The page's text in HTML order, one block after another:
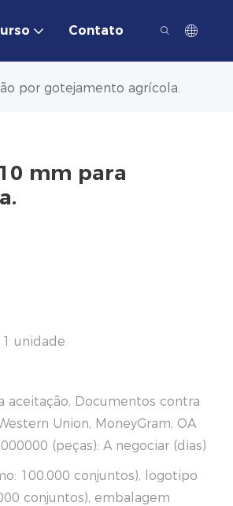
Contato
por gotejamento agrícola.
mm para
unidade
aceitação, Documentos contra
Union, MoneyGram, OA
(peças): A negociar (dias)
100.000 conjuntos), logotipo
conjuntos), embalagem